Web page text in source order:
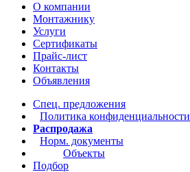
О компании
Монтажнику
Услуги
Сертификаты
Прайс-лист
Контакты
Объявления
Спец. предложения
Политика конфиденциальности
Распродажа
Норм. документы
Объекты
Подбор